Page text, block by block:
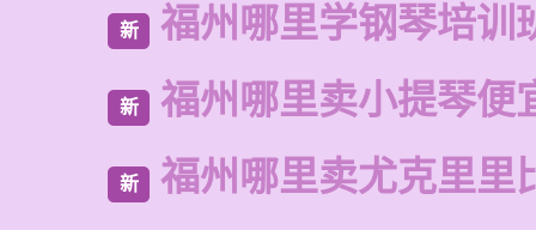
新 福州哪里学钢琴培训
新 福州哪里卖小提琴便
新 福州哪里卖尤克里里